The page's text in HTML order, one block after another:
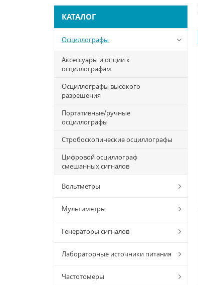
КАТАЛОГ
Осциллографы
Аксессуары и опции к
осциллографам
Осциллографы высокого
разрешения
Портативные/ручные
осциллографы
Стробоскопические осциллографы
Цифровой осциллограф
смешанных сигналов
Вольтметры
Мультиметры
Генераторы сигналов
Лабораторные источники питания
Частотомеры